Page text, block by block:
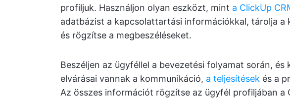
profiljuk. Használjon olyan eszközt, mint a ClickUp
adatbázist a kapcsolattartási információkkal, tárolja
és rögzítse a megbeszéléseket.
Beszéljen az ügyféllel a bevezetési folyamat során, és
elvárásai vannak a kommunikáció, a teljesítések és a
Az összes információt rögzítse az ügyfél profiljában a